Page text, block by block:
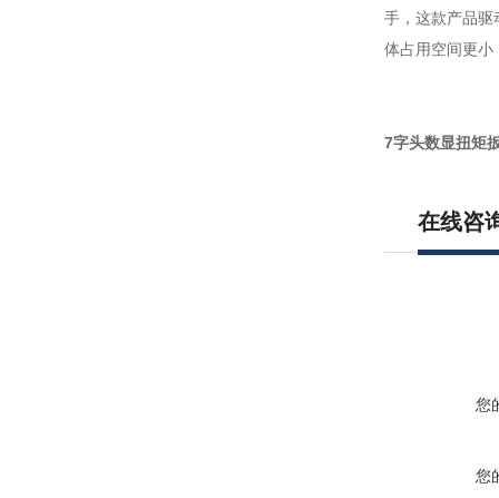
手，这款产品驱
体占用空间更小
7字头数显扭矩
在线咨
您
您